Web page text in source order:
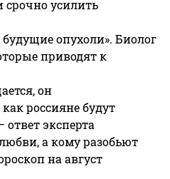
срочно усилить
опухоли». Биолог
приводят к
он
россияне будут
ответ эксперта
а кому разобьют
на август